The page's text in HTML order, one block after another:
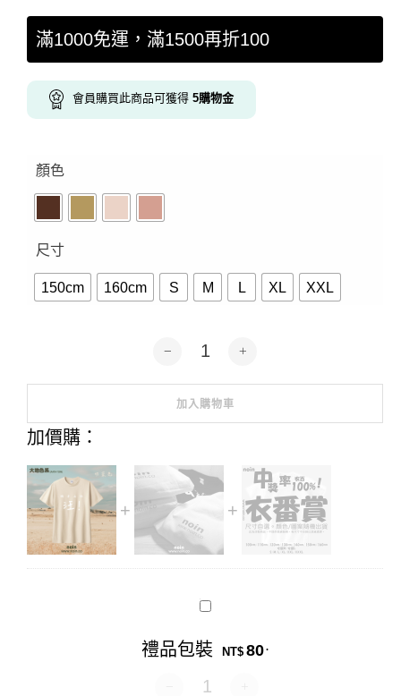
滿1000免運，滿1500再折100
會員購買此商品可獲得 5購物金
顏色
尺寸
150cm 160cm S M L XL XXL
大地色-汪汪版-狗才上班-短袖5色 數量
加入購物車
Alternative:
加價購：
禮
裝
禮品包裝 NT$ 80.
禮品包裝 數量